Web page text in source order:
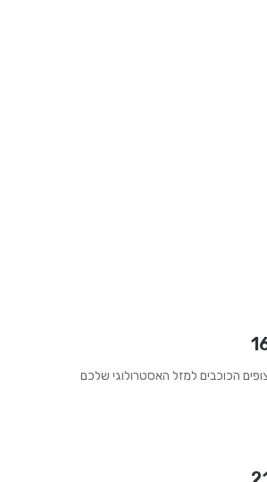
הכוכבים למזל האסטרולוגי שלכם